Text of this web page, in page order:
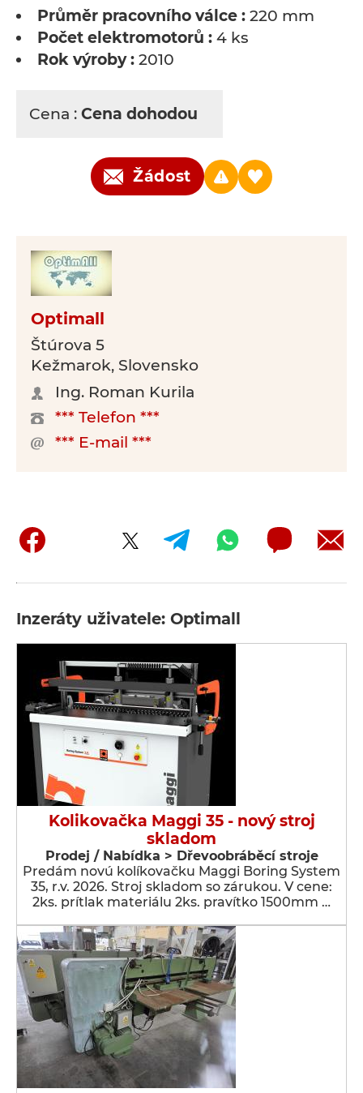
Průměr pracovního válce : 220 mm
Počet elektromotorů : 4 ks
Rok výroby : 2010
Cena : Cena dohodou
Žádost
Optimall
Štúrova 5
Kežmarok, Slovensko
Ing. Roman Kurila
*** Telefon ***
*** E-mail ***
Inzeráty uživatele: Optimall
Kolikovačka Maggi 35 - nový stroj
skladom
Prodej / Nabídka > Dřevoobráběcí stroje
Predám novú kolíkovačku Maggi Boring System
35, r.v. 2026. Stroj skladom so zárukou. V cene:
2ks. prítlak materiálu 2ks. pravítko 1500mm …